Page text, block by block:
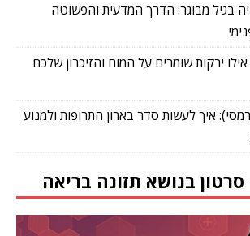
בגיל מבוגר: הדרך המדעית והפשוטה
צבעים: אילו ירקות שומרים על המוח והזיכרון שלכם
איך לעשות סדר בארון התרופות ולמנוע
בנושא תזונה בריאה